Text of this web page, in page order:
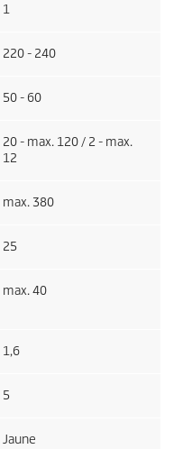
1
220 - 240
50 - 60
20 - max. 120 / 2 - max.
12
max. 380
25
max. 40
1,6
5
Jaune